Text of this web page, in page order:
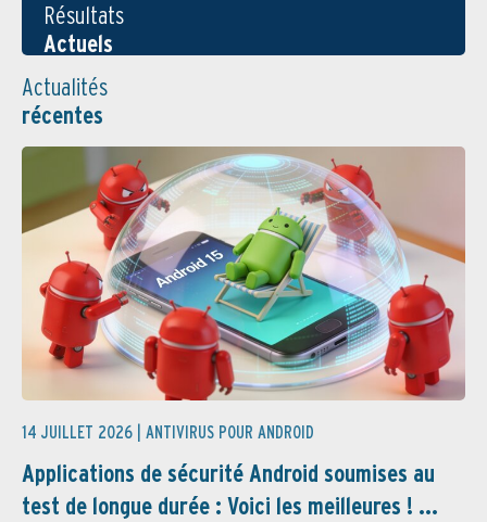
Résultats
Actuels
Actualités
récentes
14 JUILLET 2026 | ANTIVIRUS POUR ANDROID
Applications de sécurité Android soumises au
test de longue durée : Voici les meilleures ! ...